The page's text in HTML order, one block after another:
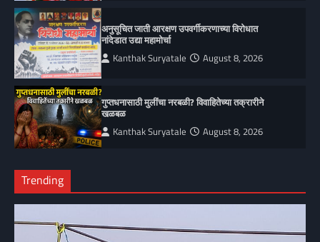
अनुसूचित जाती आरक्षण उपवर्गीकरणाच्या विरोधात
नांदेडात उद्या महामोर्चा
Kanthak Suryatale August 8, 2026
गुप्तधनासाठी मुलींचा नरबळी? विवाहितेच्या तक्रारीने
खळबळ
Kanthak Suryatale August 8, 2026
Trending